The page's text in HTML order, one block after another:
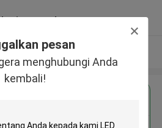
pesan
menghubungi Anda
kembali!
pemasok
Lihat Lebih